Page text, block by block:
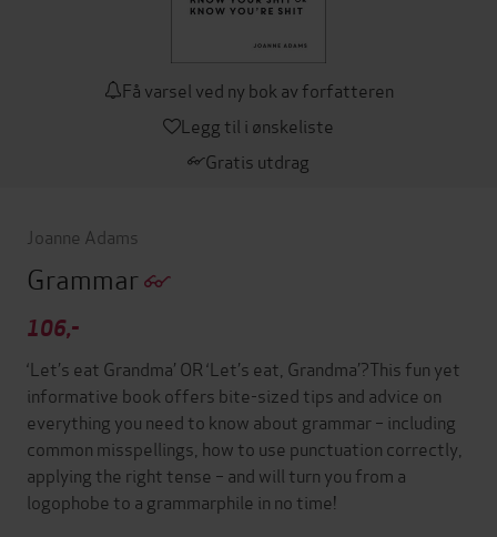
Få varsel ved ny bok av forfatteren
Legg til i ønskeliste
Gratis utdrag
Joanne Adams
Grammar
106,-
‘Let’s eat Grandma’ OR ‘Let’s eat, Grandma’?This fun yet
informative book offers bite-sized tips and advice on
everything you need to know about grammar – including
common misspellings, how to use punctuation correctly,
applying the right tense – and will turn you from a
logophobe to a grammarphile in no time!